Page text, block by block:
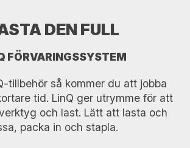
DEN FULL
FÖRVARINGSSYSTEM
tillbehör så kommer du att jobba
tid. LinQ ger utrymme för att
och last. Lätt att lasta och
packa in och stapla.